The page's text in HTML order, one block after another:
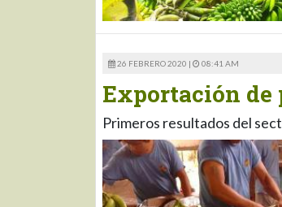
26 FEBRERO 2020 | 08:41 AM
Exportación de
Primeros resultados del